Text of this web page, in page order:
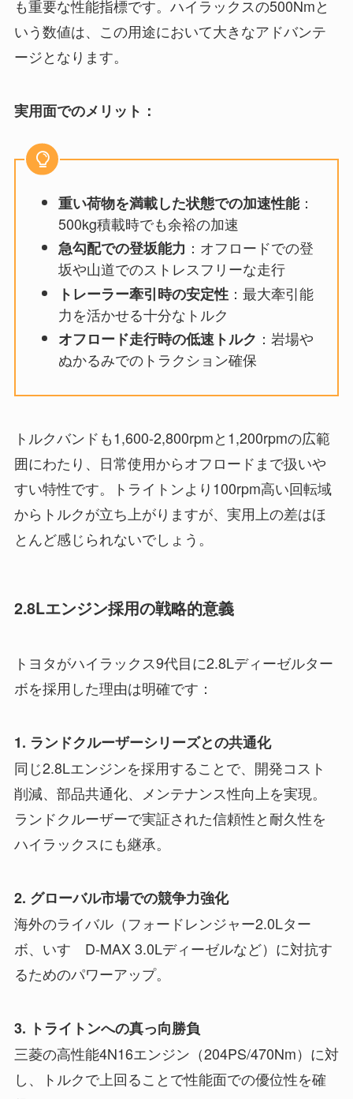
も重要な性能指標です。ハイラックスの500Nmと
いう数値は、この用途において大きなアドバンテ
ージとなります。
実用面でのメリット：
重い荷物を満載した状態での加速性能：
500kg積載時でも余裕の加速
急勾配での登坂能力 ：オフロードでの登
坂や山道でのストレスフリーな走行
トレーラー牽引時の安定性：最大牽引能
力を活かせる十分なトルク
オフロード走行時の低速トルク ：岩場や
ぬかるみでのトラクション確保
トルクバンドも1,600-2,800rpmと1,200rpmの広範
囲にわたり、日常使用からオフロードまで扱いや
すい特性です。トライトンより100rpm高い回転域
からトルクが立ち上がりますが、実用上の差はほ
とんど感じられないでしょう。
2.8Lエンジン採用の戦略的意義
トヨタがハイラックス9代目に2.8Lディーゼルター
ボを採用した理由は明確です：
1. ランドクルーザーシリーズとの共通化
同じ2.8Lエンジンを採用することで、開発コスト
削減、部品共通化、メンテナンス性向上を実現。
ランドクルーザーで実証された信頼性と耐久性を
ハイラックスにも継承。
2. グローバル市場での競争力強化
海外のライバル（フォードレンジャー2.0Lター
ボ、いすゞD-MAX 3.0Lディーゼルなど）に対抗す
るためのパワーアップ。
3. トライトンへの真っ向勝負
三菱の高性能4N16エンジン（204PS/470Nm）に対
し、トルクで上回ることで性能面での優位性を確